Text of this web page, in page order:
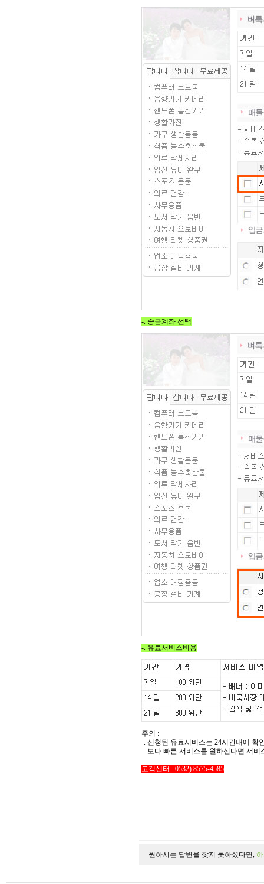
-. 송금계좌 선택
-. 유료서비스비용
주의 :
-. 신청된 유료서비스는 24시간내에 확
-. 보다 빠른 서비스를 원하신다면 서
고객센터 : 0532) 8575-4585
원하시는 답변을 찾지 못하셨다면,